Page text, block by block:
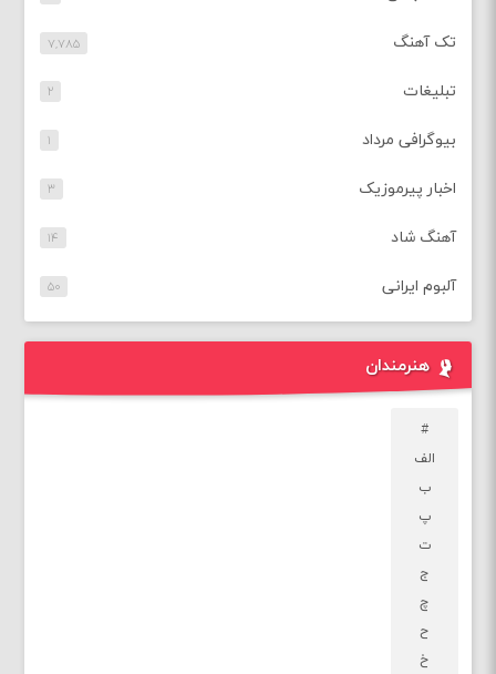
تک آهنگ ۷,۷۸۵
تبلیغات ۲
بیوگرافی مرداد ۱
اخبار پیرموزیک ۳
آهنگ شاد ۱۴
آلبوم ایرانی ۵۰
هنرمندان
#
الف
ب
پ
ت
ج
چ
ح
خ